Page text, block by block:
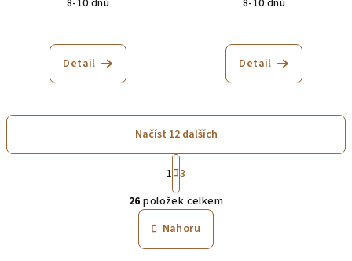
8-10 dnů
Detail
8-10 dnů
hodnocení
produktu
Detail
O
v
l
á
Načíst 12 dalších
S
t
r
á
n
k
o
1 3
26 položek celkem
Nahoru